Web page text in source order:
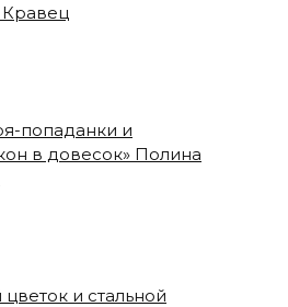
попаданки и
в довесок» Полина
и стальной